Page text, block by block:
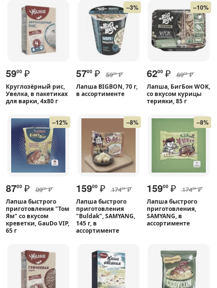
5900 ₽
Круглозёрный рис,
Увелка, в пакетиках
для варки, 4х80 г
–3%
5700 ₽ 5900 ₽
Лапша BIGBON, 70 г,
в ассортименте
–10%
6200 ₽ 6900 ₽
Лапша, БигБон WOK,
со вкусом курицы
терияки, 85 г
–12%
8700 ₽ 9900 ₽
Лапша быстрого
приготовления "Том
Ям" со вкусом
креветки, GauDo VIP,
65 г
–8%
15900 ₽ 17450 ₽
Лапша быстрого
приготовления
"Buldak", SAMYANG,
145 г, в
ассортименте
–8%
15900 ₽ 17450 ₽
Лапша быстрого
приготовления,
SAMYANG, в
ассортименте